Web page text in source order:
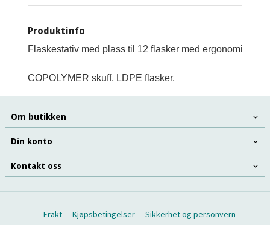
Produktinfo
Flaskestativ med plass til 12 flasker med ergonomisk
COPOLYMER skuff, LDPE flasker.
Om butikken
Din konto
Kontakt oss
Frakt Kjøpsbetingelser Sikkerhet og personvern